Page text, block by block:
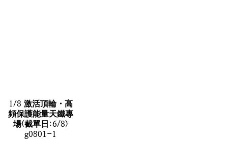
1/8 激活頂輪・高
頻保護能量天鐵專
場(截單日:6/8)
g0801-1